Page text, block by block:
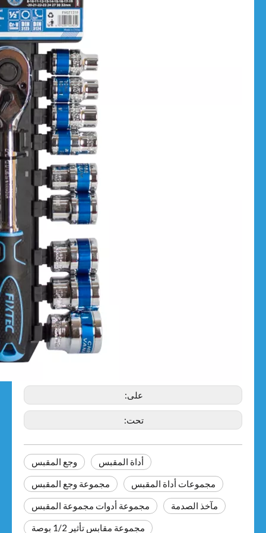
على:
تحت:
وجع المقبس أداة المقبس
مجموعة وجع المقبس مجموعات أداة المقبس
مجموعة أدوات مجموعة المقبس مآخذ الصدمة
مجموعة مقابس تأثير 1/2 بوصة